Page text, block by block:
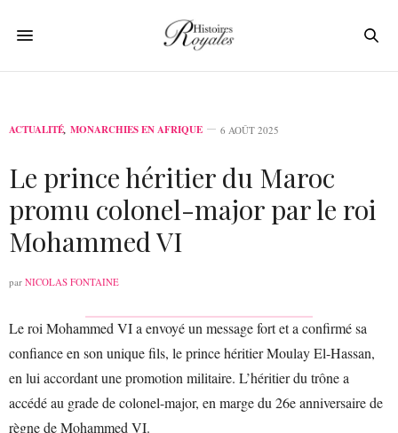
ACTUALITÉ, MONARCHIES EN AFRIQUE 6 AOÛT 2025
Le prince héritier du Maroc
promu colonel-major par le roi
Mohammed VI
par NICOLAS FONTAINE
Le roi Mohammed VI a envoyé un message fort et a confirmé sa
confiance en son unique fils, le prince héritier Moulay El-Hassan,
en lui accordant une promotion militaire. L’héritier du trône a
accédé au grade de colonel-major, en marge du 26e anniversaire de
règne de Mohammed VI.